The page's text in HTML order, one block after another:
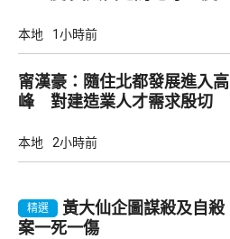
本地 1小時前
甯漢豪：隨住北都發展進入高
峰 對建造業人才需求殷切
本地 2小時前
精選
黃大仙企圖謀殺及自殺
案一死一傷